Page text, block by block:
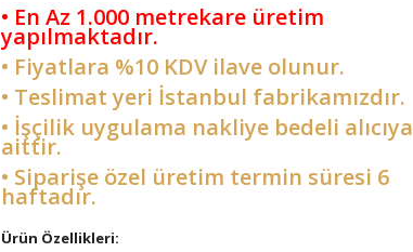
• En Az 1.000 metrekare üretim
yapılmaktadır.
• Fiyatlara %10 KDV ilave olunur.
• Teslimat yeri İstanbul fabrikamızdır.
• İşçilik uygulama nakliye bedeli alıcıya
aittir.
• Siparişe özel üretim termin süresi 6
haftadır.
Ürün Özellikleri: